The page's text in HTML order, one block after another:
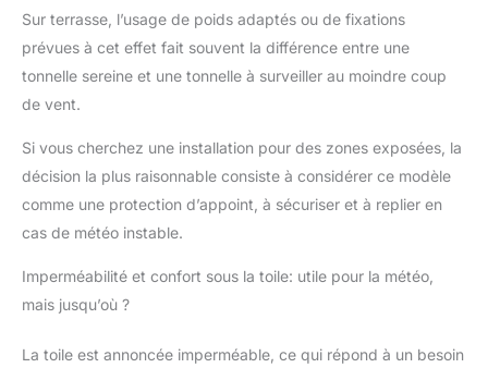
se décolore pas
facilement, le toit
structure de toit, de
protection contre la
pluie tout en étant
ventilée et perméable à
confortable de
l'expérience. 【Party
3*3 convient aux
Sur terrasse, l’usage de poids adaptés ou de fixations
prévues à cet effet fait souvent la différence entre une
tonnelle sereine et une tonnelle à surveiller au moindre coup
de vent.
Si vous cherchez une installation pour des zones exposées, la
décision la plus raisonnable consiste à considérer ce modèle
comme une protection d’appoint, à sécuriser et à replier en
cas de météo instable.
Imperméabilité et confort sous la toile: utile pour la météo,
mais jusqu’où ?
La toile est annoncée imperméable, ce qui répond à un besoin